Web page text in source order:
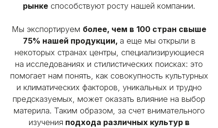
рынке способствуют росту нашей компании.
Мы экспортируем более, чем в 100 стран свыше
75% нашей продукции, а еще мы открыли в
некоторых странах центры, специализирующиеся
на исследованиях и стилистических поисках: это
помогает нам понять, как совокупность культурных
и климатических факторов, уникальных и трудно
предсказуемых, может оказать влияние на выбор
материла. Таким образом, за счет внимательного
изучения подхода различных культур в